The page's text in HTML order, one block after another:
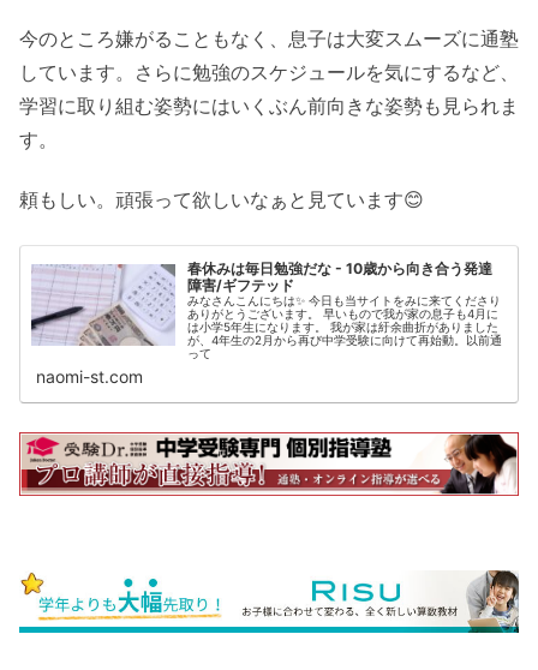
今のところ嫌がることもなく、息子は大変スムーズに通塾
しています。さらに勉強のスケジュールを気にするなど、
学習に取り組む姿勢にはいくぶん前向きな姿勢も見られま
す。
頼もしい。頑張って欲しいなぁと見ています😊
春休みは毎日勉強だな - 10歳から向き合う発達
障害/ギフテッド
みなさんこんにちは✨ 今日も当サイトをみに来てくださり
ありがとうございます。 早いもので我が家の息子も4月に
は小学5年生になります。 我が家は紆余曲折がありました
が、4年生の2月から再び中学受験に向けて再始動。以前通
って
naomi-st.com